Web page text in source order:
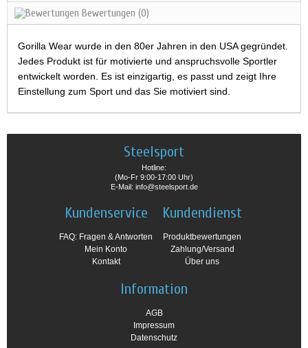
Bewertungen (0)
Gorilla Wear wurde in den 80er Jahren in den USA gegründet.
Jedes Produkt ist für motivierte und anspruchsvolle Sportler
entwickelt worden. Es ist einzigartig, es passt und zeigt Ihre
Einstellung zum Sport und das Sie motiviert sind.
Steelsport
Hotline:
(Mo-Fr 9:00-17:00 Uhr)
E-Mail: info@steelsport.de
Kundenservice
FAQ: Fragen & Antworten
Mein Konto
Kontakt
Kundendienst
Produktbewertungen
Zahlung/Versand
Über uns
Information
AGB
Impressum
Datenschutz